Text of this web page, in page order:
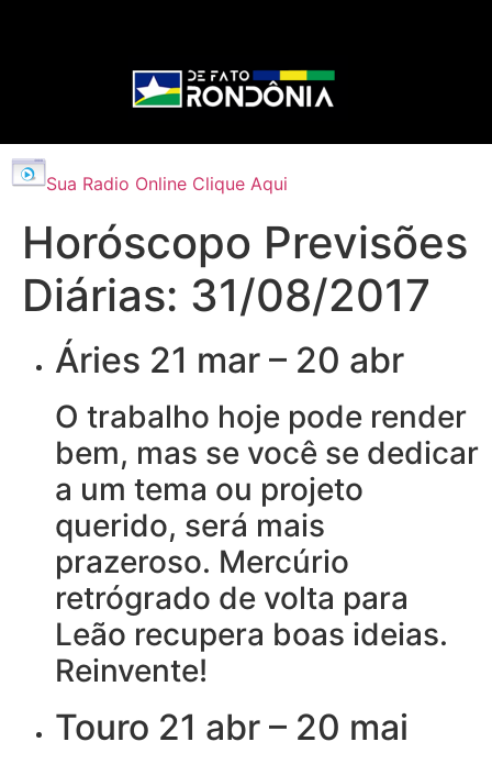
Sua Radio Online Clique Aqui
Horóscopo Previsões
Diárias: 31/08/2017
Áries 21 mar – 20 abr
O trabalho hoje pode render
bem, mas se você se dedicar
a um tema ou projeto
querido, será mais
prazeroso. Mercúrio
retrógrado de volta para
Leão recupera boas ideias.
Reinvente!
Touro 21 abr – 20 mai